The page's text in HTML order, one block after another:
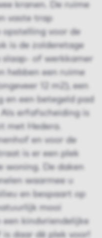
kranen. De ruime
vaste trap
opstelling voor de
is de zolderetage
slaap- of werkkamer
hebben een ruime
12 m2), een
en een betegeld pad
erfafscheiding is
met Hedera.
en voor de
is er een plek
woning. De daken
waarmee u
en bespaart op
mooi
een kindvriendelijke
daar dè plek voor!